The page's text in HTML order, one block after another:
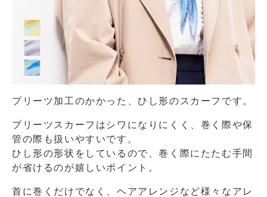
プリーツ加工のかかった、ひし形のスカーフです。
プリーツスカーフはシワになりにくく、巻く際や保
管の際も扱いやすいです。
ひし形の形状をしているので、巻く際にたたむ手間
が省けるのが嬉しいポイント。
首に巻くだけでなく、ヘアアレンジなど様々なアレ